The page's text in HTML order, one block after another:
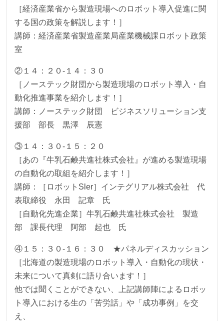
［経済産業省から製造現場へのロボット導入促進に関
する国の政策を解説します！］
講師：経済産業省製造産業局産業機械課ロボット政策
室
②１４：２０-１４：３０
［ノーステック財団から製造現場のロボット導入・自
動化推進事業を紹介します！］
講師：ノーステック財団 ビジネスソリューション支
援部 部長 黒澤 辰憲
③１４：３０-１５：２０
［あの『牛乳石鹸共進社株式会社』が進める製造現場
の自動化の取組を紹介します！］
講師：［ロボットSler］インテグリアル株式会社 代
表取締役 永田 記章 氏
［自動化先進企業］牛乳石鹸共進社株式会社 製造
部 課長代理 阿部 起也 氏
④１５：３０-１６：３０ ★パネルディスカッション
［北海道の製造現場のロボット導入・自動化の現状・
未来について真剣に語り合います！］
他では聞くことができない、上記講師陣によるロボッ
ト導入における生の「苦労話」や「成功事例」を交
え、